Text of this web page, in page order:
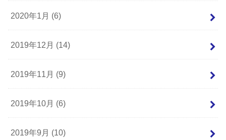
2020年1月 (6)
2019年12月 (14)
2019年11月 (9)
2019年10月 (6)
2019年9月 (10)